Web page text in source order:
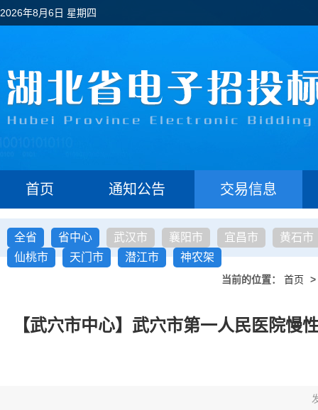
2026年8月6日 星期四
首页 通知公告 交易信息
全省 省中心 武汉市 襄阳市 宜昌市
黄石市
仙桃市
天门市 潜江市 神农架
当前的位置： 首页 >
【武穴市中心】武穴市第一人民医院